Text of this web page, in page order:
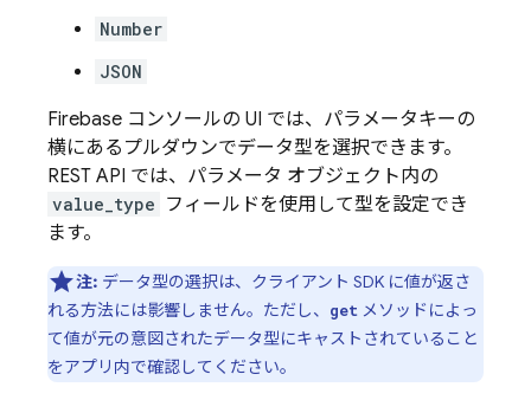
Number
JSON
Firebase コンソールの UI では、パラメータキーの
横にあるプルダウンでデータ型を選択できます。
REST API では、パラメータ オブジェクト内の
value_type フィールドを使用して型を設定でき
ます。
注: データ型の選択は、クライアント SDK に値が返さ
れる方法には影響しません。ただし、
get メソッドによっ
て値が元の意図されたデータ型にキャストされていること
をアプリ内で確認してください。